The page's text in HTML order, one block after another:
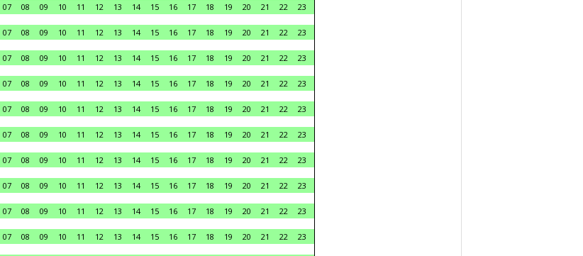
07 08 09 10 11 12 13 14 15 16 17 18 19 20 21 22
23
07 08 09 10 11 12 13 14 15 16 17 18 19 20 21 22
23
07 08 09 10 11 12 13 14 15 16 17 18 19 20 21 22
23
07 08 09 10 11 12 13 14 15 16 17 18 19 20 21 22
23
07 08 09 10 11 12 13 14 15 16 17 18 19 20 21 22
23
07 08 09 10 11 12 13 14 15 16 17 18 19 20 21 22
23
07 08 09 10 11 12 13 14 15 16 17 18 19 20 21 22
23
07 08 09 10 11 12 13 14 15 16 17 18 19 20 21 22
23
07 08 09 10 11 12 13 14 15 16 17 18 19 20 21 22
23
07 08 09 10 11 12 13 14 15 16 17 18 19 20 21 22
23